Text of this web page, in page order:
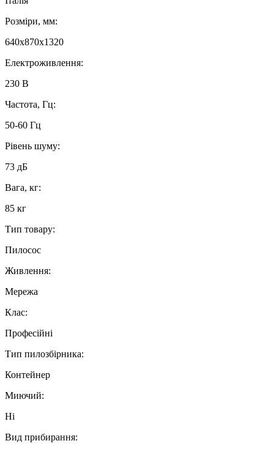
Розміри, мм:
640x870x1320
Електроживлення:
230 В
Частота, Гц:
50-60 Гц
Рівень шуму:
73 дБ
Вага, кг:
85 кг
Тип товару:
Пилосос
Живлення:
Мережа
Клас:
Професійні
Тип пилозбірника:
Контейнер
Миючий:
Ні
Вид прибирання: